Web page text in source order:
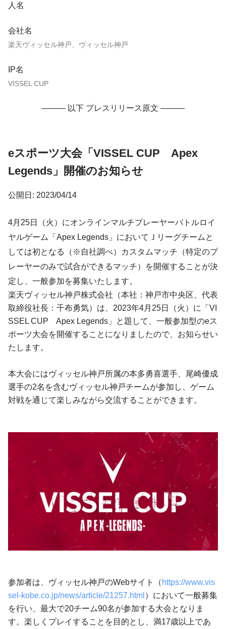
人名
会社名
楽天ヴィッセル神戸、ヴィッセル神戸
IP名
VISSEL CUP
——— 以下 プレスリリース原文 ———
eスポーツ大会「VISSEL CUP Apex
Legends」開催のお知らせ
公開日: 2023/04/14
4月25日（火）にオンラインマルチプレーヤーバトルロイ
ヤルゲーム「Apex Legends」においてＪリーグチームと
しては初となる（※自社調べ）カスタムマッチ（特定のプ
レーヤーのみで試合ができるマッチ）を開催することが決
定し、一般参加を募集いたします。
楽天ヴィッセル神戸株式会社（本社：神戸市中央区、代表
取締役社長：千布勇気）は、2023年4月25日（火）に「VI
SSEL CUP Apex Legends」と題して、一般参加型のeス
ポーツ大会を開催することになりましたので、お知らせい
たします。
本大会にはヴィッセル神戸所属の本多勇喜選手、尾崎優成
選手の2名を含むヴィッセル神戸チームが参加し、ゲーム
対戦を通じて楽しみながら交流することができます。
参加者は、ヴィッセル神戸のWebサイト（ https://www.vis
sel-kobe.co.jp/news/article/21257.html ）において一般募集
を行い、最大で20チーム90名が参加する大会となりま
す。楽しくプレイすることを目的とし、満17歳以上であ